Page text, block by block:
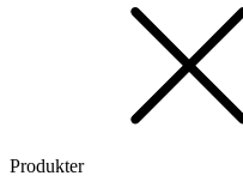
Produkter